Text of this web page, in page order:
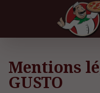
Mentions
GUSTO